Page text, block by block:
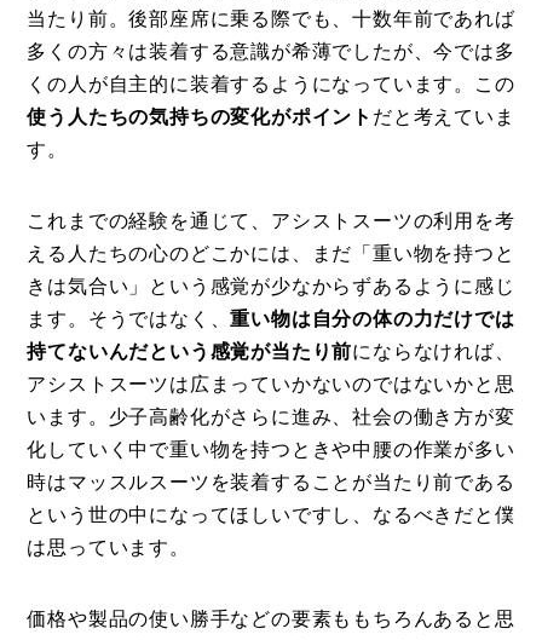
当たり前。後部座席に乗る際でも、十数年前であれば
多くの方々は装着する意識が希薄でしたが、今では多
くの人が自主的に装着するようになっています。この
使う人たちの気持ちの変化がポイント だと考えていま
す。
これまでの経験を通じて、アシストスーツの利用を考
える人たちの心のどこかには、まだ「重い物を持つと
きは気合い」という感覚が少なからずあるように感じ
ます。そうではなく、重い物は自分の体の力だけでは
持てないんだという感覚が当たり前にならなければ、
アシストスーツは広まっていかないのではないかと思
います。少子高齢化がさらに進み、社会の働き方が変
化していく中で重い物を持つときや中腰の作業が多い
時はマッスルスーツを装着することが当たり前である
という世の中になってほしいですし、なるべきだと僕
は思っています。
価格や製品の使い勝手などの要素ももちろんあると思